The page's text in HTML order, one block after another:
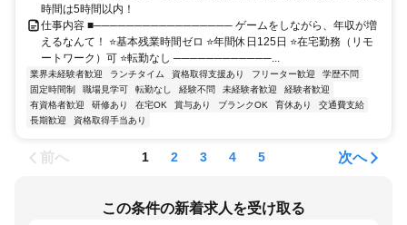
時間は5時間以内！
仕事内容 ■───────────────── ゲームをしながら、年収が増
えるなんて！ ⭐基本残業時間ゼロ ⭐年間休日125日 ⭐在宅勤務（リモ
ートワーク）可 ⭐転勤なし ────────────...
業界未経験者歓迎 ランチタイム 資格取得支援あり フリーター歓迎
学歴不問
固定時間制
職場見学可 転勤なし 経験不問 未経験者歓迎
経験者歓迎
有資格者歓迎
研修あり 在宅OK 賞与あり ブランクOK 育休あり
交通費支給
長期歓迎
資格取得手当あり
前へ 1 2 3 4 5 次へ
この条件の新着求人を受け取る